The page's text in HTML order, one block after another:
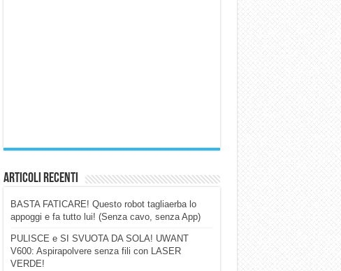
Articoli Recenti
BASTA FATICARE! Questo robot tagliaerba lo
appoggi e fa tutto lui! (Senza cavo, senza App)
PULISCE e SI SVUOTA DA SOLA! UWANT
V600: Aspirapolvere senza fili con LASER
VERDE!